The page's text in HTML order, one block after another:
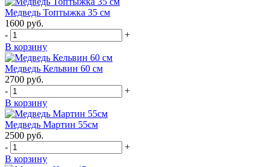
Медведь Топтыжка 35 см
1600 руб.
-
+
В корзину
Медведь Кельвин 60 см
2700 руб.
-
+
В корзину
Медведь Мартин 55см
2500 руб.
-
+
В корзину